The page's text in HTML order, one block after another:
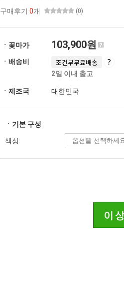
구매후기 0개 (0)
ㆍ꽃마가 103,900원
ㆍ배송비 조건부무료배송
2일 이내 출고
ㆍ제조국 대한민국
ㆍ기본 구성
색상